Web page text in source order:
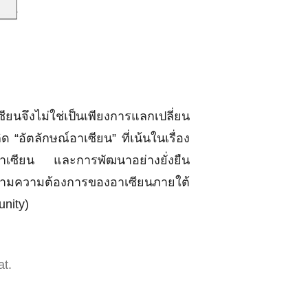
งไม่ใช่เป็นเพียงการแลกเปลี่ยน
“อัตลักษณ์อาเซียน” ที่เน้นในเรื่อง
าเซียน และการพัฒนาอย่างยั่งยืน
วามต้องการของอาเซียนภายใต้